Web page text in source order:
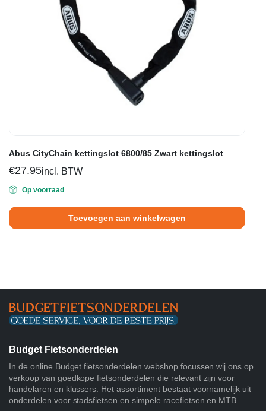
Abus CityChain kettingslot 6800/85 Zwart kettingslot
€27.95incl. BTW
Op voorraad
Toevoegen aan winkelwagen
Budget Fietsonderdelen
In de online Budget fietsonderdelen webshop focussen wij ons op
verkoop van goedkope fietsonderdelen die relevant zijn voor
handelaren en klussers. Het assortiment bestaat voornamelijk uit
onderdelen voor stadsfietsen en simpele racefietsen en MTB.